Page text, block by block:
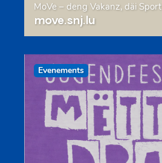
MoVe – deng Vakanz, däi Sport
move.snj.lu
Evenements